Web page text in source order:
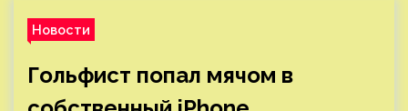
Новости
Гольфист попал мячом в